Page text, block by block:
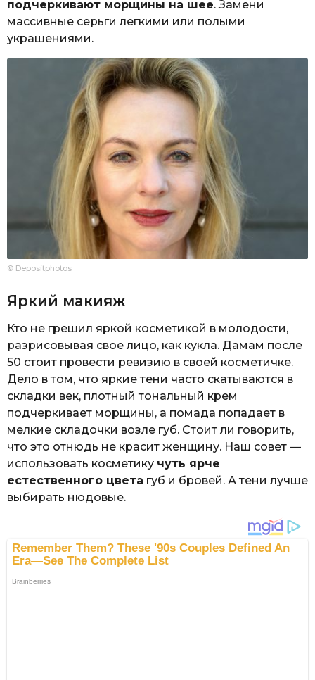
подчеркивают морщины на шее. Замени
массивные серьги легкими или полыми
украшениями.
© Depositphotos
Яркий макияж
Кто не грешил яркой косметикой в молодости,
разрисовывая свое лицо, как кукла. Дамам после
50 стоит провести ревизию в своей косметичке.
Дело в том, что яркие тени часто скатываются в
складки век, плотный тональный крем
подчеркивает морщины, а помада попадает в
мелкие складочки возле губ. Стоит ли говорить,
что это отнюдь не красит женщину. Наш совет —
использовать косметику чуть ярче
естественного цвета губ и бровей. А тени лучше
выбирать нюдовые.